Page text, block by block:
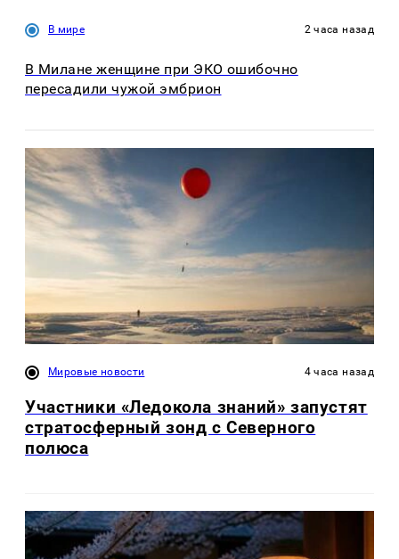
В мире 2 часа назад
В Милане женщине при ЭКО ошибочно
пересадили чужой эмбрион
Мировые новости 4 часа назад
Участники «Ледокола знаний» запустят
стратосферный зонд с Северного
полюса